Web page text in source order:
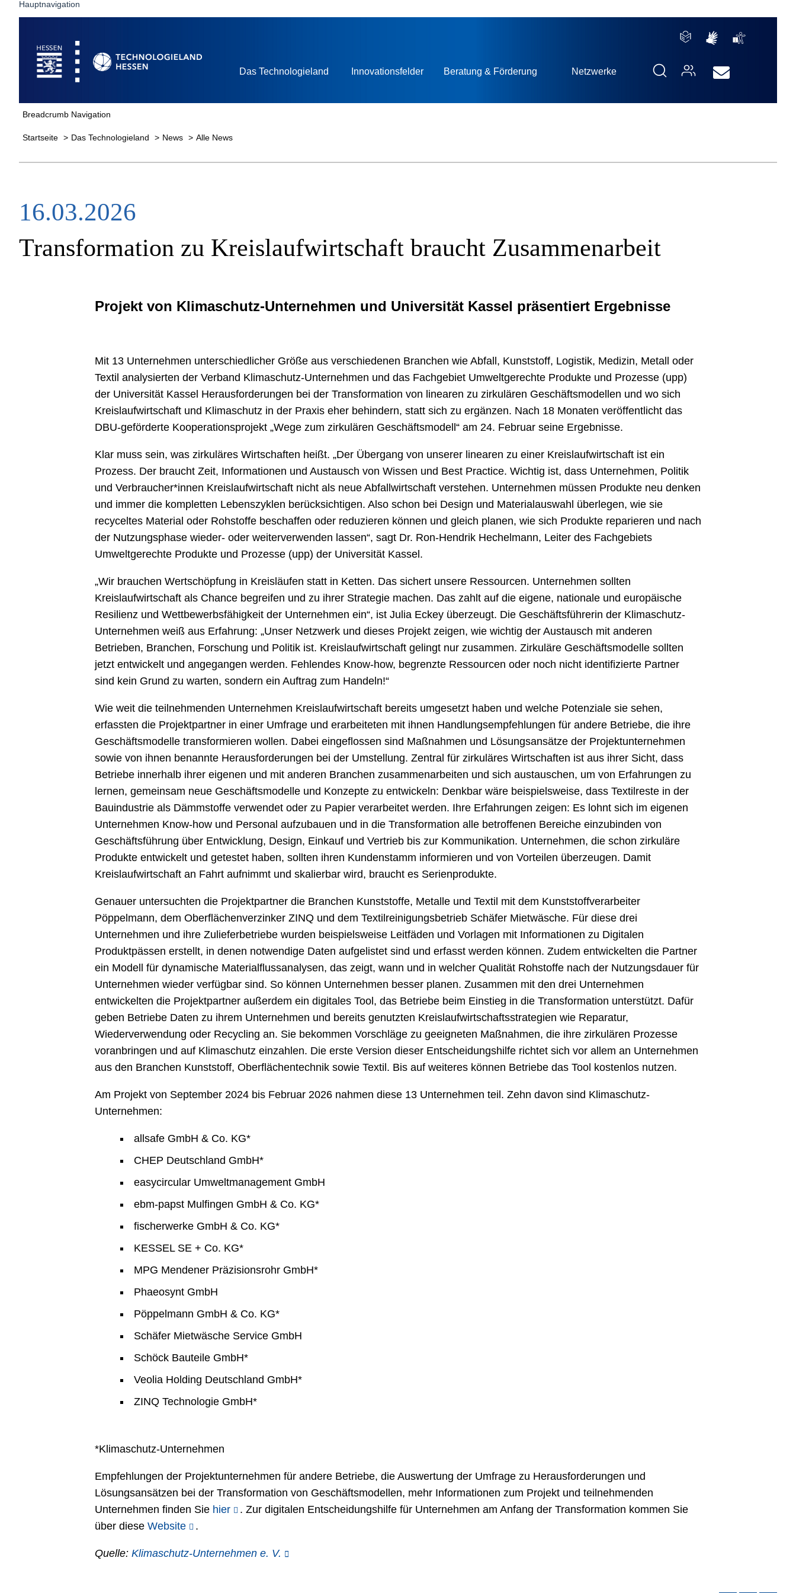
Hauptnavigation
Startseite
Das Technologieland Innovationsfelder Beratung & Förderung Netzwerke
Breadcrumb Navigation
Startseite Das Technologieland News Alle News
16.03.2026
Transformation zu Kreislaufwirtschaft braucht Zusammenarbeit
Projekt von Klimaschutz-Unternehmen und Universität Kassel präsentiert Ergebnisse
Mit 13 Unternehmen unterschiedlicher Größe aus verschiedenen Branchen wie Abfall, Kunststoff, Logistik, Medizin, Metall oder
Textil analysierten der Verband Klimaschutz-Unternehmen und das Fachgebiet Umweltgerechte Produkte und Prozesse (upp)
der Universität Kassel Herausforderungen bei der Transformation von linearen zu zirkulären Geschäftsmodellen und wo sich
Kreislaufwirtschaft und Klimaschutz in der Praxis eher behindern, statt sich zu ergänzen. Nach 18 Monaten veröffentlicht das
DBU-geförderte Kooperationsprojekt „Wege zum zirkulären Geschäftsmodell“ am 24. Februar seine Ergebnisse.
Klar muss sein, was zirkuläres Wirtschaften heißt. „Der Übergang von unserer linearen zu einer Kreislaufwirtschaft ist ein
Prozess. Der braucht Zeit, Informationen und Austausch von Wissen und Best Practice. Wichtig ist, dass Unternehmen, Politik
und Verbraucher*innen Kreislaufwirtschaft nicht als neue Abfallwirtschaft verstehen. Unternehmen müssen Produkte neu denken
und immer die kompletten Lebenszyklen berücksichtigen. Also schon bei Design und Materialauswahl überlegen, wie sie
recyceltes Material oder Rohstoffe beschaffen oder reduzieren können und gleich planen, wie sich Produkte reparieren und nach
der Nutzungsphase wieder- oder weiterverwenden lassen“, sagt Dr. Ron-Hendrik Hechelmann, Leiter des Fachgebiets
Umweltgerechte Produkte und Prozesse (upp) der Universität Kassel.
„Wir brauchen Wertschöpfung in Kreisläufen statt in Ketten. Das sichert unsere Ressourcen. Unternehmen sollten
Kreislaufwirtschaft als Chance begreifen und zu ihrer Strategie machen. Das zahlt auf die eigene, nationale und europäische
Resilienz und Wettbewerbsfähigkeit der Unternehmen ein“, ist Julia Eckey überzeugt. Die Geschäftsführerin der Klimaschutz-
Unternehmen weiß aus Erfahrung: „Unser Netzwerk und dieses Projekt zeigen, wie wichtig der Austausch mit anderen
Betrieben, Branchen, Forschung und Politik ist. Kreislaufwirtschaft gelingt nur zusammen. Zirkuläre Geschäftsmodelle sollten
jetzt entwickelt und angegangen werden. Fehlendes Know-how, begrenzte Ressourcen oder noch nicht identifizierte Partner
sind kein Grund zu warten, sondern ein Auftrag zum Handeln!“
Wie weit die teilnehmenden Unternehmen Kreislaufwirtschaft bereits umgesetzt haben und welche Potenziale sie sehen,
erfassten die Projektpartner in einer Umfrage und erarbeiteten mit ihnen Handlungsempfehlungen für andere Betriebe, die ihre
Geschäftsmodelle transformieren wollen. Dabei eingeflossen sind Maßnahmen und Lösungsansätze der Projektunternehmen
sowie von ihnen benannte Herausforderungen bei der Umstellung. Zentral für zirkuläres Wirtschaften ist aus ihrer Sicht, dass
Betriebe innerhalb ihrer eigenen und mit anderen Branchen zusammenarbeiten und sich austauschen, um von Erfahrungen zu
lernen, gemeinsam neue Geschäftsmodelle und Konzepte zu entwickeln: Denkbar wäre beispielsweise, dass Textilreste in der
Bauindustrie als Dämmstoffe verwendet oder zu Papier verarbeitet werden. Ihre Erfahrungen zeigen: Es lohnt sich im eigenen
Unternehmen Know-how und Personal aufzubauen und in die Transformation alle betroffenen Bereiche einzubinden von
Geschäftsführung über Entwicklung, Design, Einkauf und Vertrieb bis zur Kommunikation. Unternehmen, die schon zirkuläre
Produkte entwickelt und getestet haben, sollten ihren Kundenstamm informieren und von Vorteilen überzeugen. Damit
Kreislaufwirtschaft an Fahrt aufnimmt und skalierbar wird, braucht es Serienprodukte.
Genauer untersuchten die Projektpartner die Branchen Kunststoffe, Metalle und Textil mit dem Kunststoffverarbeiter
Pöppelmann, dem Oberflächenverzinker ZINQ und dem Textilreinigungsbetrieb Schäfer Mietwäsche. Für diese drei
Unternehmen und ihre Zulieferbetriebe wurden beispielsweise Leitfäden und Vorlagen mit Informationen zu Digitalen
Produktpässen erstellt, in denen notwendige Daten aufgelistet sind und erfasst werden können. Zudem entwickelten die Partner
ein Modell für dynamische Materialflussanalysen, das zeigt, wann und in welcher Qualität Rohstoffe nach der Nutzungsdauer für
Unternehmen wieder verfügbar sind. So können Unternehmen besser planen. Zusammen mit den drei Unternehmen
entwickelten die Projektpartner außerdem ein digitales Tool, das Betriebe beim Einstieg in die Transformation unterstützt. Dafür
geben Betriebe Daten zu ihrem Unternehmen und bereits genutzten Kreislaufwirtschaftsstrategien wie Reparatur,
Wiederverwendung oder Recycling an. Sie bekommen Vorschläge zu geeigneten Maßnahmen, die ihre zirkulären Prozesse
voranbringen und auf Klimaschutz einzahlen. Die erste Version dieser Entscheidungshilfe richtet sich vor allem an Unternehmen
aus den Branchen Kunststoff, Oberflächentechnik sowie Textil. Bis auf weiteres können Betriebe das Tool kostenlos nutzen.
Am Projekt von September 2024 bis Februar 2026 nahmen diese 13 Unternehmen teil. Zehn davon sind Klimaschutz-
Unternehmen:
allsafe GmbH & Co. KG*
CHEP Deutschland GmbH*
easycircular Umweltmanagement GmbH
ebm‑papst Mulfingen GmbH & Co. KG*
fischerwerke GmbH & Co. KG*
KESSEL SE + Co. KG*
MPG Mendener Präzisionsrohr GmbH*
Phaeosynt GmbH
Pöppelmann GmbH & Co. KG*
Schäfer Mietwäsche Service GmbH
Schöck Bauteile GmbH*
Veolia Holding Deutschland GmbH*
ZINQ Technologie GmbH*
*Klimaschutz-Unternehmen
Empfehlungen der Projektunternehmen für andere Betriebe, die Auswertung der Umfrage zu Herausforderungen und
Lösungsansätzen bei der Transformation von Geschäftsmodellen, mehr Informationen zum Projekt und teilnehmenden
Unternehmen finden Sie hier
. Zur digitalen Entscheidungshilfe für Unternehmen am Anfang der Transformation kommen Sie
über diese Website .
Quelle: Klimaschutz-Unternehmen e. V.